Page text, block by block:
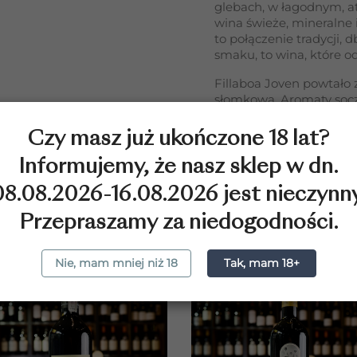
glebach, w łagodnym,
wina świeże, mineralne
to połączenie tradycji,
smaku, to wina, które
Fillaboa Joven
słomkowa. Aromaty
W smaku lekkie i
przyjemnym, czystym
ZAINTERESOWAĆ
favorite_border
Czy masz już ukończone 18 lat?
Informujemy, że nasz sklep w dn.
16.08.2026 jest
Przepraszamy za niedogodności.
Nie, mam mniej niż 18 Tak, mam 18+